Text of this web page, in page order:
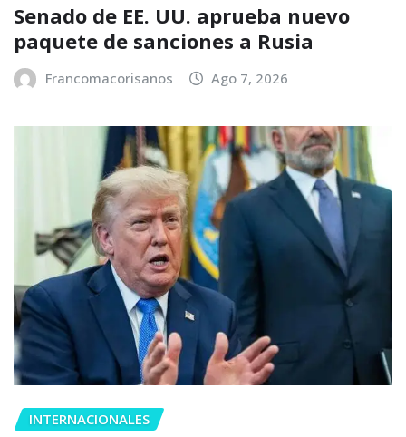
Senado de EE. UU. aprueba nuevo
paquete de sanciones a Rusia
Francomacorisanos Ago 7, 2026
INTERNACIONALES